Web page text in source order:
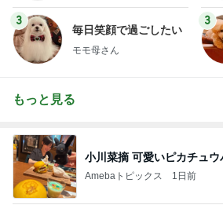
3
毎日笑顔で過ごしたい
モモ母さん
3
もっと見る
小川菜摘 可愛いピカチュウ
Amebaトピックス 1日前